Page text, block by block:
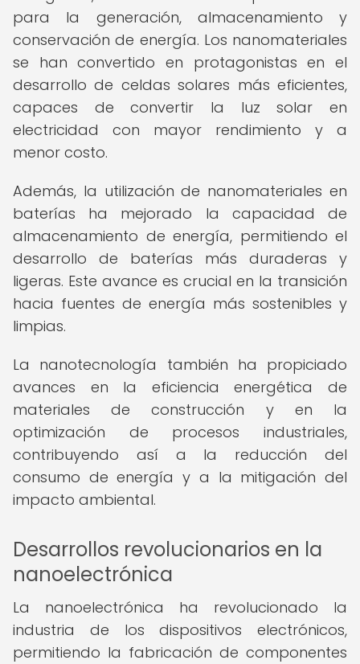
para la generación, almacenamiento y
conservación de energía. Los nanomateriales
se han convertido en protagonistas en el
desarrollo de celdas solares más eficientes,
capaces de convertir la luz solar en
electricidad con mayor rendimiento y a
menor costo.
Además, la utilización de nanomateriales en
baterías ha mejorado la capacidad de
almacenamiento de energía, permitiendo el
desarrollo de baterías más duraderas y
ligeras. Este avance es crucial en la transición
hacia fuentes de energía más sostenibles y
limpias.
La nanotecnología también ha propiciado
avances en la eficiencia energética de
materiales de construcción y en la
optimización de procesos industriales,
contribuyendo así a la reducción del
consumo de energía y a la mitigación del
impacto ambiental.
Desarrollos revolucionarios en la
nanoelectrónica
La nanoelectrónica ha revolucionado la
industria de los dispositivos electrónicos,
permitiendo la fabricación de componentes